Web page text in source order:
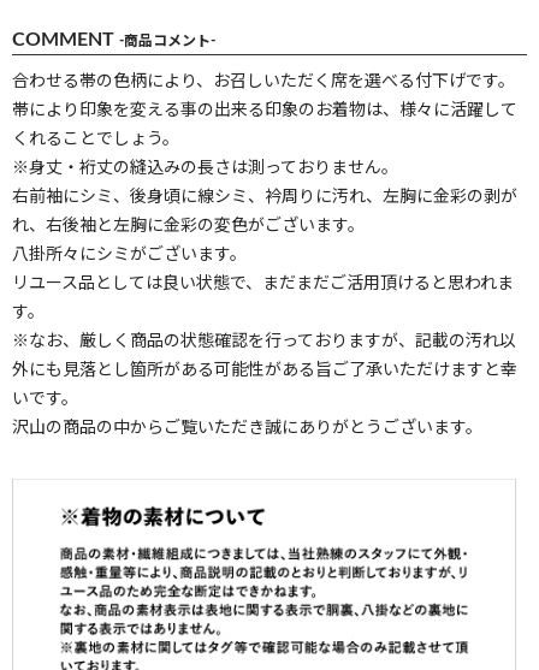
COMMENT -商品コメント-
合わせる帯の色柄により、お召しいただく席を選べる付下げです。
帯により印象を変える事の出来る印象のお着物は、様々に活躍して
くれることでしょう。
※身丈・裄丈の縫込みの長さは測っておりません。
右前袖にシミ、後身頃に線シミ、衿周りに汚れ、左胸に金彩の剥が
れ、右後袖と左胸に金彩の変色がございます。
八掛所々にシミがございます。
リユース品としては良い状態で、まだまだご活用頂けると思われま
す。
※なお、厳しく商品の状態確認を行っておりますが、記載の汚れ以
外にも見落とし箇所がある可能性がある旨ご了承いただけますと幸
いです。
沢山の商品の中からご覧いただき誠にありがとうございます。